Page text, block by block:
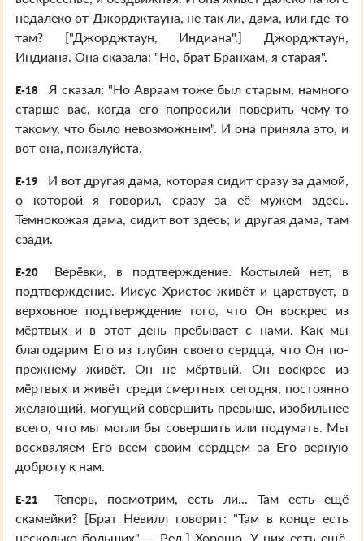
недалеко от Джорджтауна, не так ли, дама, или где-то
там? ["Джорджтаун, Индиана".] Джорджтаун,
Индиана. Она сказала: "Но, брат Бранхам, я старая".
E-18
Я сказал: "Но Авраам тоже был старым, намного
старше вас, когда его попросили поверить чему-то
такому, что было невозможным". И она приняла это, и
вот она, пожалуйста.
E-19
И вот другая дама, которая сидит сразу за дамой,
о которой я говорил, сразу за её мужем здесь.
Темнокожая дама, сидит вот здесь; и другая дама, там
сзади.
E-20
Верёвки, в подтверждение. Костылей нет, в
подтверждение. Иисус Христос живёт и царствует, в
верховное подтверждение того, что Он воскрес из
мёртвых и в этот день пребывает с нами. Как мы
благодарим Его из глубин своего сердца, что Он по-
прежнему живёт. Он не мёртвый. Он воскрес из
мёртвых и живёт среди смертных сегодня, постоянно
желающий, могущий совершить превыше, изобильнее
всего, что мы могли бы совершить или подумать. Мы
восхваляем Его всем своим сердцем за Его верную
доброту к нам.
E-21
Теперь, посмотрим, есть ли... Там есть ещё
скамейки? [Брат Невилл говорит: "Там в конце есть
несколько больших".— Ред.] Хорошо. У них есть ещё,